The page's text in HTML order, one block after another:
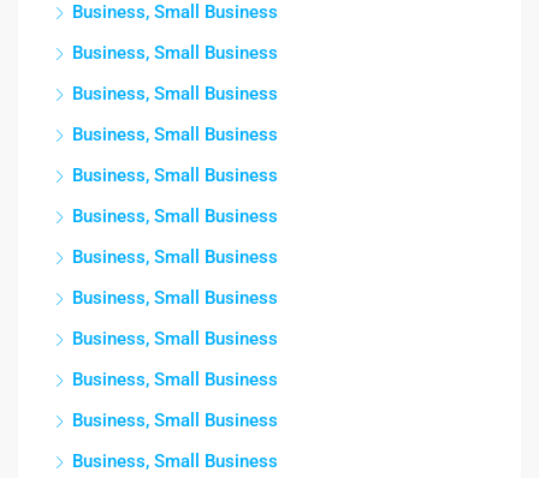
Business, Small Business
Business, Small Business
Business, Small Business
Business, Small Business
Business, Small Business
Business, Small Business
Business, Small Business
Business, Small Business
Business, Small Business
Business, Small Business
Business, Small Business
Business, Small Business